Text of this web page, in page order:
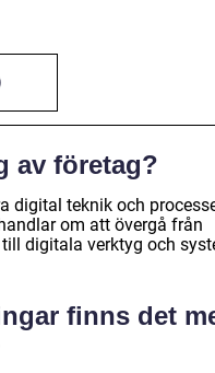
av företag?
digital teknik och
om att övergå från
digitala verktyg och
finns det